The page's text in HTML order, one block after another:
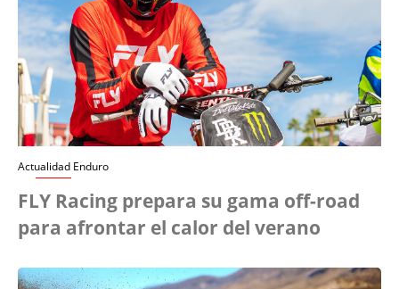
Actualidad Enduro
FLY Racing prepara su gama off-road
para afrontar el calor del verano